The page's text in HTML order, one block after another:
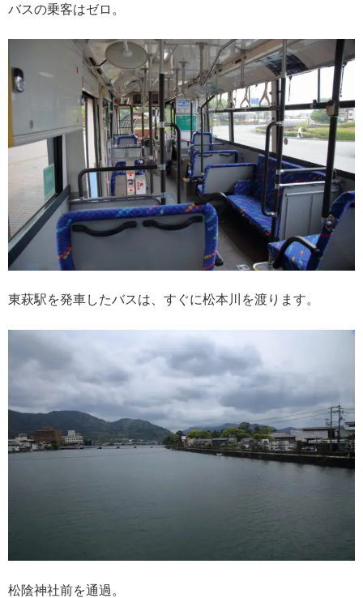
バスの乗客はゼロ。
東萩駅を発車したバスは、すぐに松本川を渡ります。
松陰神社前を通過。